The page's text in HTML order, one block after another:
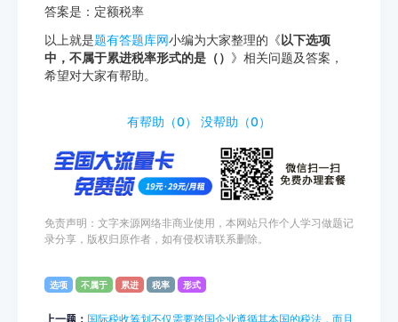
答案是：定额税率
以上就是题有答题库网小编为大家整理的《以下选项
中，不属于累进税率形式的是（） 》相关问题及答案，
希望对大家有帮助。
有帮助（0） 没帮助（0）
免责声明：文字来源网络非商业使用，本网站只作个人学习做题记
录分享，版权归原作者，如有侵权请联系删除。
选项 不属于 累进 税率 形式
上一题： 国际税收筹划不仅需要跨国企业遵循其本国的税法，而且